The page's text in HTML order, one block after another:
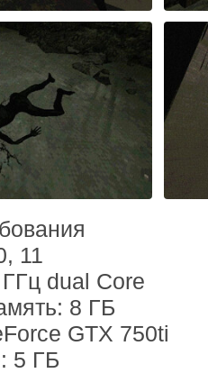
11
dual Core
8 ГБ
GTX 750ti
5 ГБ